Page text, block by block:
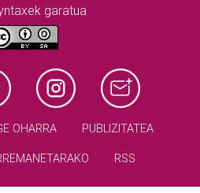
garatua
OHARRA PUBLIZITATEA
RSS